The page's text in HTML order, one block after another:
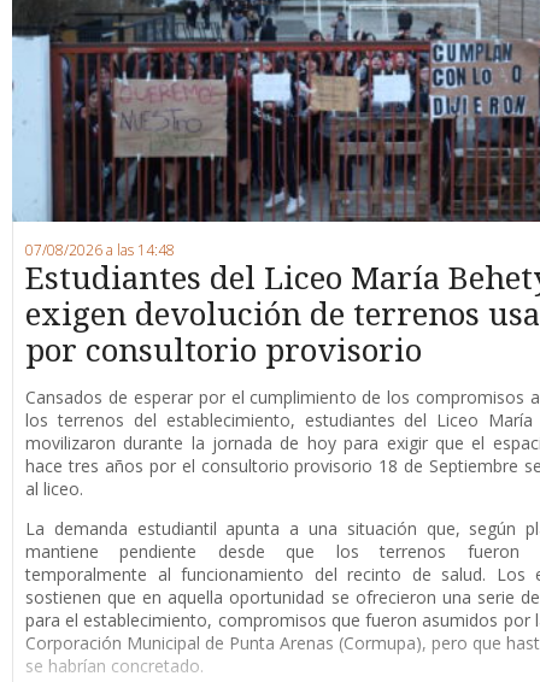
07/08/2026 a las 14:48
Estudiantes del Liceo María
exigen devolución de terrenos
por consultorio provisorio
Cansados de esperar por el cumplimiento de los compromisos
los terrenos del establecimiento, estudiantes del Liceo
movilizaron durante la jornada de hoy para exigir que el
hace tres años por el consultorio provisorio 18 de Septiembre
al liceo.
La demanda estudiantil apunta a una situación que, según
mantiene pendiente desde que los terrenos fueron
temporalmente al funcionamiento del recinto de salud. Los
sostienen que en aquella oportunidad se ofrecieron una serie
para el establecimiento, compromisos que fueron asumidos por
Corporación Municipal de Punta Arenas (Cormupa), pero que
se habrían concretado.